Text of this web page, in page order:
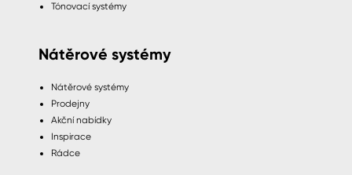
Tónovací systémy
Nátěrové systémy
Nátěrové systémy
Prodejny
Akční nabídky
Inspirace
Rádce